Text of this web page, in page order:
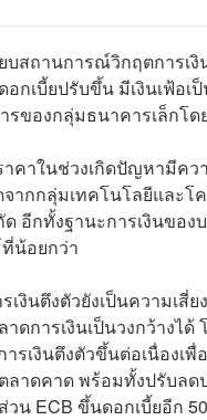
บสถานการณ์วิกฤตการ
อกเบี้ยปรับขึ้น มีเงินเฟ้
รของกลุ่มธนาคารเล็กโ
คาในช่วงเกิดปัญหามีค
จากกลุ่มเทคโนโลยีและ
อีกทั้งฐานะการเงินขอ
น้อยกว่า
เงินตึงตัวยังเป็นความ
การเงินเป็นวงกว้างไ
รเงินตึงตัวขึ้นต่อเนื่องเ
ลาดคาด พร้อมทั้งปรับล
ส่วน ECB ขึ้นดอกเบี้ยอี